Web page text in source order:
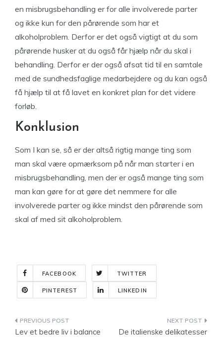
en misbrugsbehandling er for alle involverede parter
og ikke kun for den pårørende som har et
alkoholproblem. Derfor er det også vigtigt at du som
pårørende husker at du også får hjælp når du skal i
behandling. Derfor er der også afsat tid til en samtale
med de sundhedsfaglige medarbejdere og du kan også
få hjælp til at få lavet en konkret plan for det videre
forløb.
Konklusion
Som I kan se, så er der altså rigtig mange ting som
man skal være opmærksom på når man starter i en
misbrugsbehandling, men der er også mange ting som
man kan gøre for at gøre det nemmere for alle
involverede parter og ikke mindst den pårørende som
skal af med sit alkoholproblem.
FACEBOOK TWITTER
PINTEREST LINKEDIN
Indlægsnavigation
Lev et bedre liv i balance
De italienske delikatesser